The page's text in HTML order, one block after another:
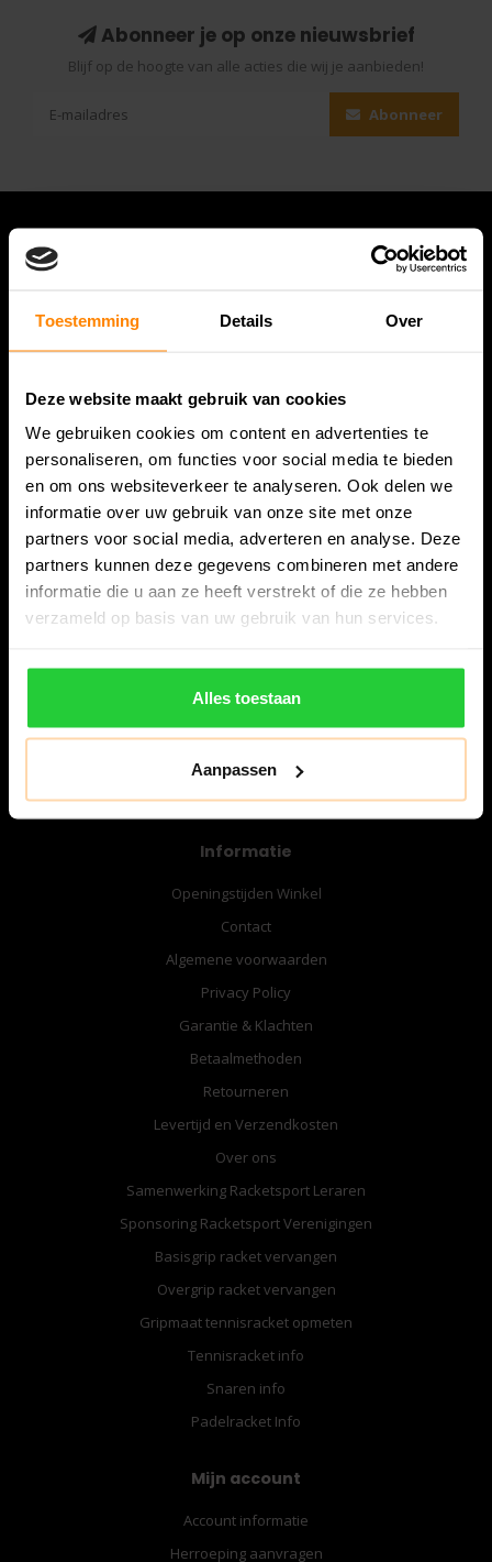
Toestemming Details Over
Deze website maakt gebruik van cookies
We gebruiken cookies om content en advertenties te
personaliseren, om functies voor social media te bieden
en om ons websiteverkeer te analyseren. Ook delen we
informatie over uw gebruik van onze site met onze
partners voor social media, adverteren en analyse. Deze
partners kunnen deze gegevens combineren met andere
informatie die u aan ze heeft verstrekt of die ze hebben
verzameld op basis van uw gebruik van hun services.
Alles toestaan
Aanpassen
Abonneer je op onze nieuwsbrief
Blijf op de hoogte van alle acties die wij je aanbieden!
Abonneer
Bespanracket.nl is dé racketspecialist van Lelystad en
omstreken.
Snijdersstraat 6
8224 AA Lelystad
Nederland
06-57276080
info@bespanracket.nl
Informatie
Openingstijden Winkel
Contact
Algemene voorwaarden
Privacy Policy
Garantie & Klachten
Betaalmethoden
Retourneren
Levertijd en Verzendkosten
Over ons
Samenwerking Racketsport Leraren
Sponsoring Racketsport Verenigingen
Basisgrip racket vervangen
Overgrip racket vervangen
Gripmaat tennisracket opmeten
Tennisracket info
Snaren info
Padelracket Info
Mijn account
Account informatie
Herroeping aanvragen